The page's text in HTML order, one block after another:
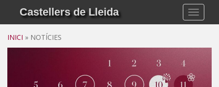
Castellers de Lleida
INICI » NOTÍCIES